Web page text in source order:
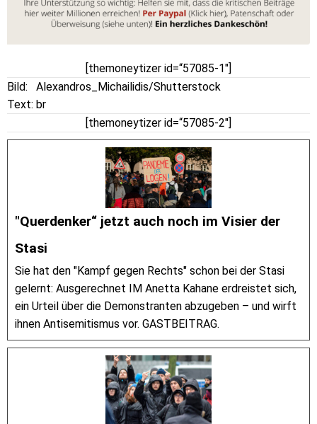
[themoneytizer id=“57085-1″]
Bild: Alexandros_Michailidis/Shutterstock
Text: br
[themoneytizer id=“57085-2″]
"Querdenker“ jetzt auch noch im Visier der
Stasi
Sie hat den "Kampf gegen Rechts" schon bei der Stasi
gelernt: Ausgerechnet IM Anetta Kahane erdreistet sich,
ein Urteil über die Demonstranten abzugeben – und wirft
ihnen Antisemitismus vor. GASTBEITRAG.